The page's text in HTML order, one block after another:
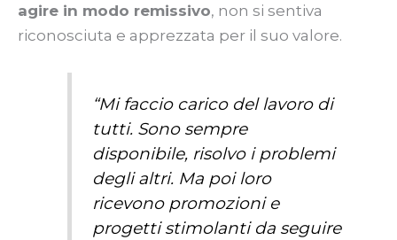
agire in modo remissivo, non si sentiva
riconosciuta e apprezzata per il suo valore.
“Mi faccio carico del lavoro di
tutti. Sono sempre
disponibile, risolvo i problemi
degli altri. Ma poi loro
ricevono promozioni e
progetti stimolanti da seguire